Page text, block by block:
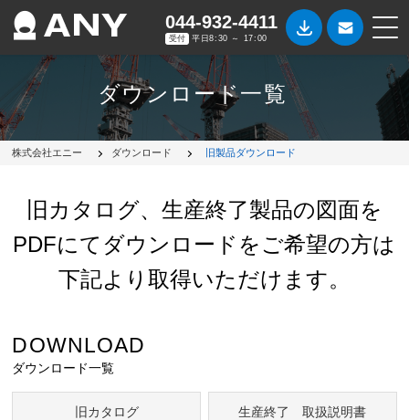
044-932-4411
受付 平日8:30 ～ 17:00
ダウンロード一覧
株式会社エニー ダウンロード 旧製品ダウンロード
旧カタログ、生産終了製品の図面を
PDFにてダウンロードをご希望の方は
下記より取得いただけます。
DOWNLOAD
ダウンロード一覧
旧カタログ 生産終了 取扱説明書